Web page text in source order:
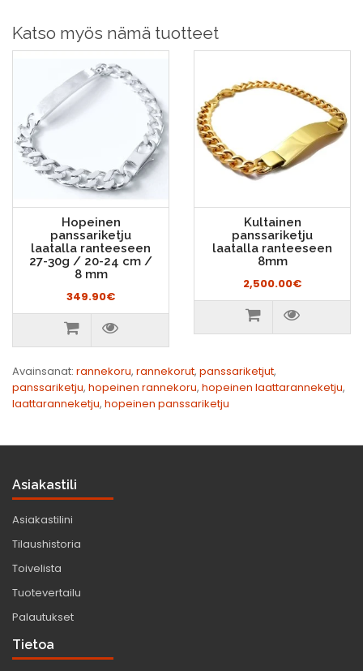
Katso myös nämä tuotteet
Hopeinen
panssariketju
laatalla ranteeseen
27-30g / 20-24 cm /
8 mm
349.90€
Kultainen
panssariketju
laatalla ranteeseen
8mm
2,500.00€
Avainsanat: rannekoru, rannekorut, panssariketjut,
panssariketju, hopeinen rannekoru, hopeinen laattaranneketju,
laattaranneketju, hopeinen panssariketju
Asiakastili
Asiakastilini
Tilaushistoria
Toivelista
Tuotevertailu
Palautukset
Tietoa